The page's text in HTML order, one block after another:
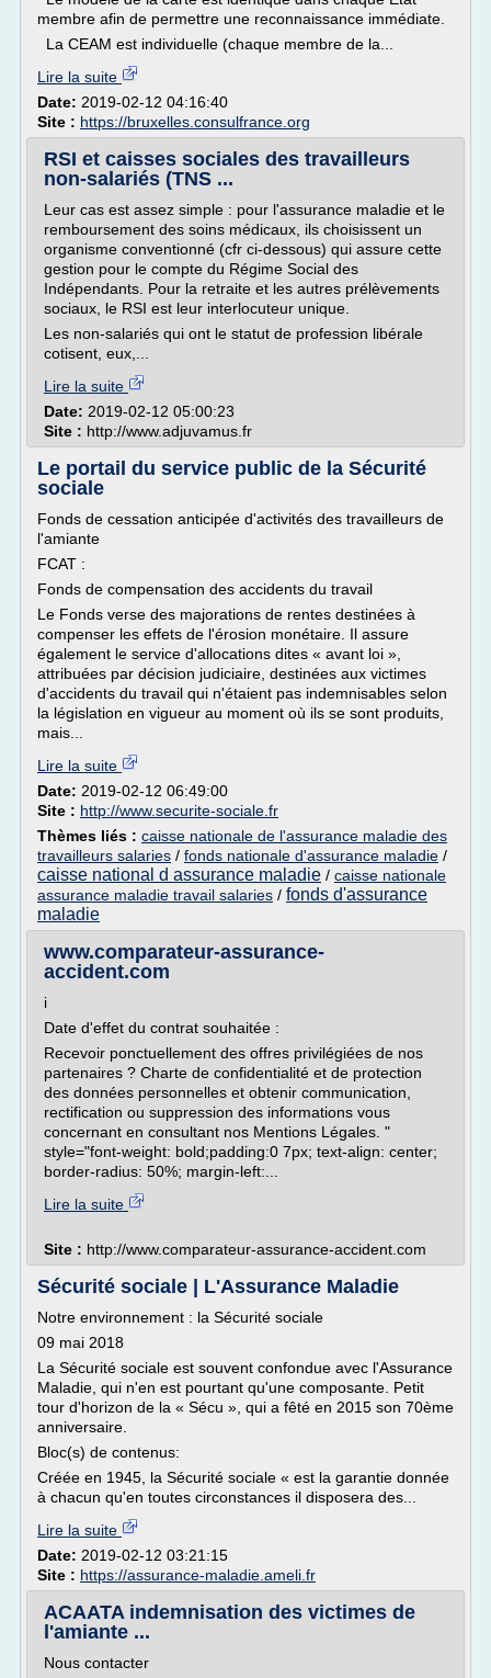
membre afin de permettre une reconnaissance immédiate.
La CEAM est individuelle (chaque membre de la...
Lire la suite
Date: 2019-02-12 04:16:40
Site : https://bruxelles.consulfrance.org
RSI et caisses sociales des travailleurs
non-salariés (TNS ...
Leur cas est assez simple : pour l'assurance maladie et le
remboursement des soins médicaux, ils choisissent un
organisme conventionné (cfr ci-dessous) qui assure cette
gestion pour le compte du Régime Social des
Indépendants. Pour la retraite et les autres prélèvements
sociaux, le RSI est leur interlocuteur unique.
Les non-salariés qui ont le statut de profession libérale
cotisent, eux,...
Lire la suite
Date: 2019-02-12 05:00:23
Site : http://www.adjuvamus.fr
Le portail du service public de la Sécurité
sociale
Fonds de cessation anticipée d'activités des travailleurs de
l'amiante
FCAT :
Fonds de compensation des accidents du travail
Le Fonds verse des majorations de rentes destinées à
compenser les effets de l'érosion monétaire. Il assure
également le service d'allocations dites « avant loi »,
attribuées par décision judiciaire, destinées aux victimes
d'accidents du travail qui n'étaient pas indemnisables selon
la législation en vigueur au moment où ils se sont produits,
mais...
Lire la suite
Date: 2019-02-12 06:49:00
Site : http://www.securite-sociale.fr
Thèmes liés : caisse nationale de l'assurance maladie des
travailleurs salaries / fonds nationale d'assurance maladie /
caisse national d assurance maladie / caisse nationale
assurance maladie travail salaries / fonds d'assurance
maladie
www.comparateur-assurance-
accident.com
i
Date d'effet du contrat souhaitée :
Recevoir ponctuellement des offres privilégiées de nos
partenaires ? Charte de confidentialité et de protection
des données personnelles et obtenir communication,
rectification ou suppression des informations vous
concernant en consultant nos Mentions Légales. "
style="font-weight: bold;padding:0 7px; text-align: center;
border-radius: 50%; margin-left:...
Lire la suite
Site : http://www.comparateur-assurance-accident.com
Sécurité sociale | L'Assurance Maladie
Notre environnement : la Sécurité sociale
09 mai 2018
La Sécurité sociale est souvent confondue avec l'Assurance
Maladie, qui n'en est pourtant qu'une composante. Petit
tour d'horizon de la « Sécu », qui a fêté en 2015 son 70ème
anniversaire.
Bloc(s) de contenus:
Créée en 1945, la Sécurité sociale « est la garantie donnée
à chacun qu'en toutes circonstances il disposera des...
Lire la suite
Date: 2019-02-12 03:21:15
Site : https://assurance-maladie.ameli.fr
ACAATA indemnisation des victimes de
l'amiante ...
Nous contacter